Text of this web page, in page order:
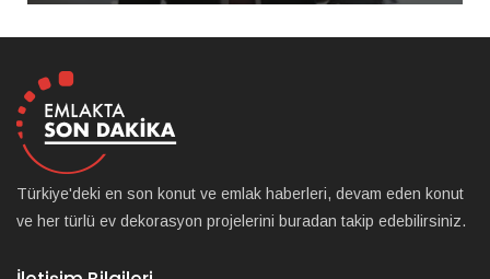
Türkiye'deki en son konut ve emlak haberleri, devam eden konut
ve her türlü ev dekorasyon projelerini buradan takip edebilirsiniz.